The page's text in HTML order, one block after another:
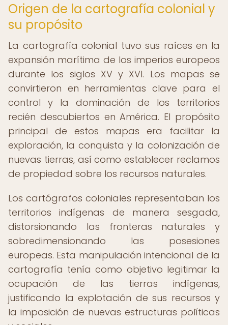
Origen de la cartografía colonial y
su propósito
La cartografía colonial tuvo sus raíces en la
expansión marítima de los imperios europeos
durante los siglos XV y XVI. Los mapas se
convirtieron en herramientas clave para el
control y la dominación de los territorios
recién descubiertos en América. El propósito
principal de estos mapas era facilitar la
exploración, la conquista y la colonización de
nuevas tierras, así como establecer reclamos
de propiedad sobre los recursos naturales.
Los cartógrafos coloniales representaban los
territorios indígenas de manera sesgada,
distorsionando las fronteras naturales y
sobredimensionando las posesiones
europeas. Esta manipulación intencional de la
cartografía tenía como objetivo legitimar la
ocupación de las tierras indígenas,
justificando la explotación de sus recursos y
la imposición de nuevas estructuras políticas